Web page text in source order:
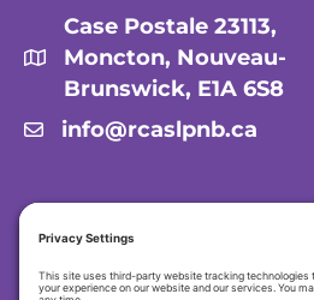
Case Postale 23113,
Moncton, Nouveau-
Brunswick, E1A 6S8
info@rcaslpnb.ca